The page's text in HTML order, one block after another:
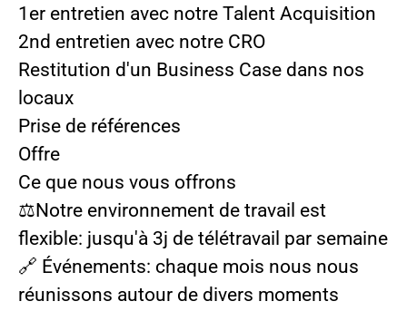
1er entretien avec notre Talent Acquisition
2nd entretien avec notre CRO
Restitution d'un Business Case dans nos
locaux
Prise de références
Offre
Ce que nous vous offrons
⚖️Notre environnement de travail est
flexible: jusqu'à 3j de télétravail par semaine
🔗 Événements: chaque mois nous nous
réunissons autour de divers moments